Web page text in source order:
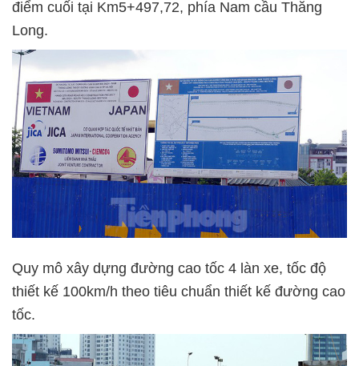
điểm cuối tại Km5+497,72, phía Nam cầu Thăng
Long.
Quy mô xây dựng đường cao tốc 4 làn xe, tốc độ
thiết kế 100km/h theo tiêu chuẩn thiết kế đường cao
tốc.